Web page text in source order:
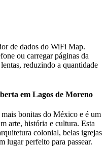
de dados do WiFi Map.
ou carregar páginas da
reduzindo a quantidade
em Lagos de Moreno
bonitas do México e é um
arte, história e cultura. Esta
colonial, belas igrejas
lugar perfeito para passear.